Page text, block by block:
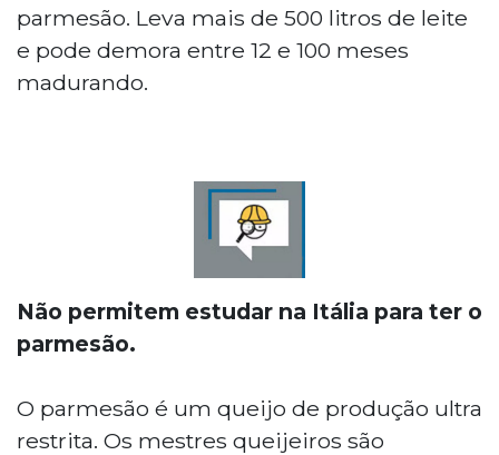
parmesão. Leva mais de 500 litros de leite
e pode demora entre 12 e 100 meses
madurando.
Não permitem estudar na Itália para ter o
parmesão.
O parmesão é um queijo de produção ultra
restrita. Os mestres queijeiros são